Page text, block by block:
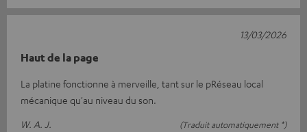
Haut de la page
La platine fonctionne à merveille, tant sur le pRéseau local
mécanique qu'au niveau du son.
W. A. J.
(Traduit automatiquement *)
13/03/2026